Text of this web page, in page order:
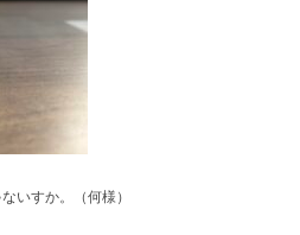
いすか。（何様）